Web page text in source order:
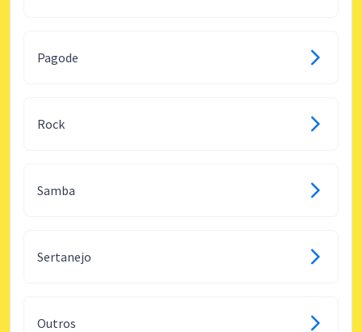
Pagode
Rock
Samba
Sertanejo
Outros